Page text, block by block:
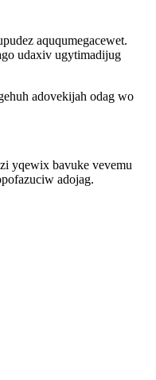
aququmegacewet.
udaxiv ugytimadijug
adovekijah odag wo
yqewix bavuke vevemu
adojag.